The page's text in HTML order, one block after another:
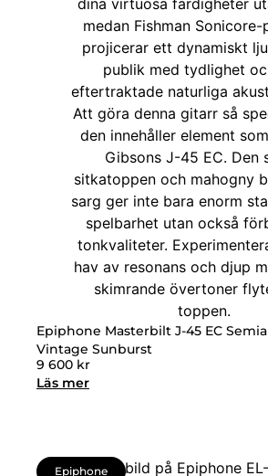
Epiphone Masterbilt J-45 EC
Vintage Sunburst
9 600 kr
Läs mer
Epiphone